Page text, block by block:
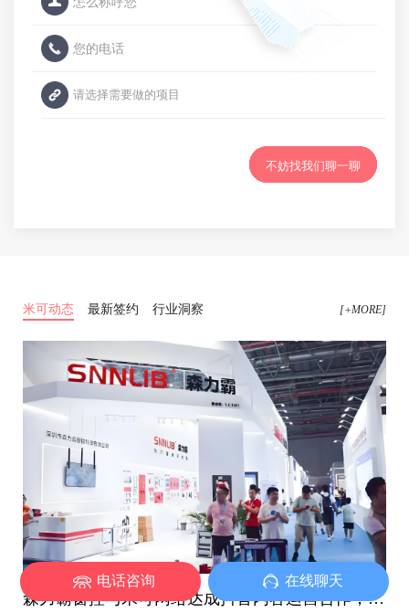
不妨找我们聊一聊
米可动态 最新签约 行业洞察 [+MORE]
森力霸窗控与米可网络达成抖音内容运营合作，探索行业新表达
电话咨询 在线聊天